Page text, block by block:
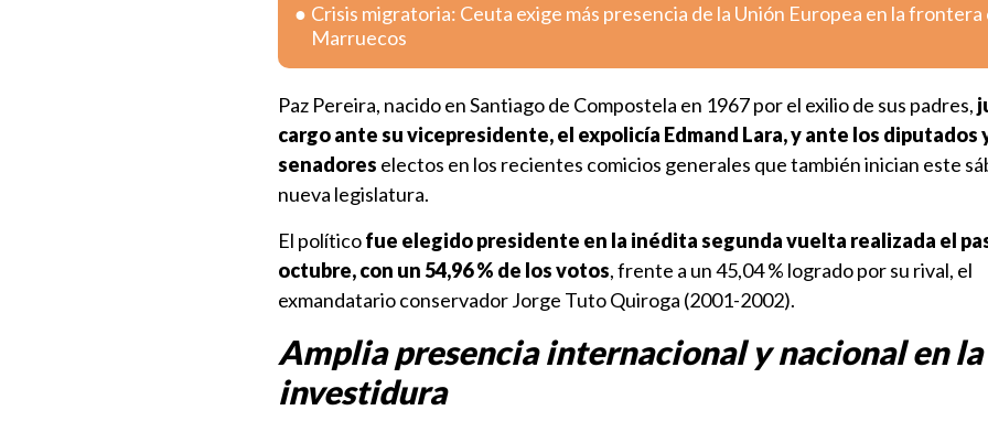
Crisis migratoria: Ceuta exige más presencia de la Unión Europea en la frontera
Marruecos
Paz Pereira, nacido en Santiago de Compostela en 1967 por el exilio de sus padres,
cargo ante su vicepresidente, el expolicía Edmand Lara, y ante los diputados
senadores electos en los recientes comicios generales que también inician este
nueva legislatura.
El políticofue elegido presidente en la inédita segunda vuelta realizada el
octubre, con un 54,96 % de los votos, frente a un 45,04 % logrado por su rival, el
exmandatario conservador Jorge Tuto Quiroga (2001-2002).
Amplia presencia internacional y nacional en la
investidura